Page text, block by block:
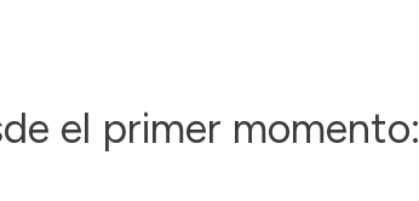
el primer momento: